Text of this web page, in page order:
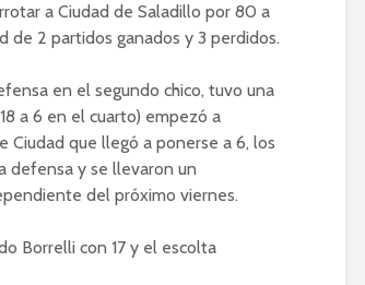
a Ciudad de Saladillo por 80 a
de 2 partidos ganados y 3 perdidos.
en el segundo chico, tuvo una
a 6 en el cuarto) empezó a
Ciudad que llegó a ponerse a 6, los
defensa y se llevaron un
del próximo viernes.
Borrelli con 17 y el escolta